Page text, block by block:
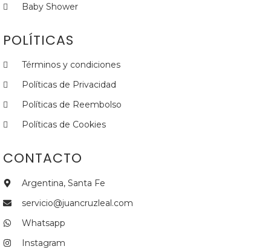
Baby Shower
POLÍTICAS
Términos y condiciones
Políticas de Privacidad
Políticas de Reembolso
Políticas de Cookies
CONTACTO
Argentina, Santa Fe
servicio@juancruzleal.com
Whatsapp
Instagram